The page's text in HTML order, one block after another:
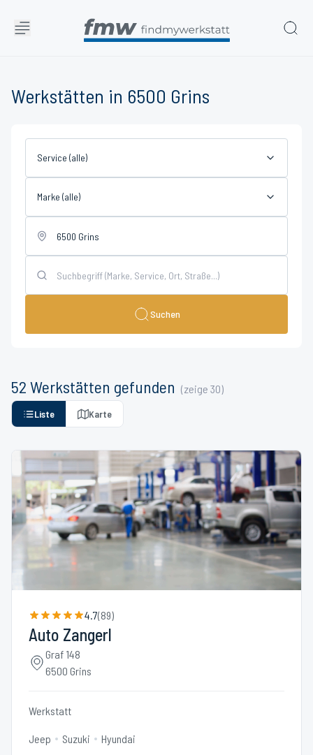
Werkstätten in 6500 Grins
Service (alle)
Marke (alle)
Suchen
52 Werkstätten gefunden (zeige 30)
Liste Karte
4.7(89)
Auto Zangerl
Graf 148
6500 Grins
Werkstatt
Jeep Suzuki Hyundai